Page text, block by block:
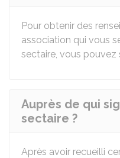
Pour obtenir des
association qui vous
sectaire, vous pouvez
Auprès de qui
sectaire ?
Après avoir recueilli